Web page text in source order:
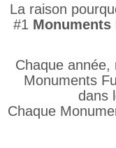
La raison
#1 Monuments
Chaque année,
Monuments
dans
Chaque